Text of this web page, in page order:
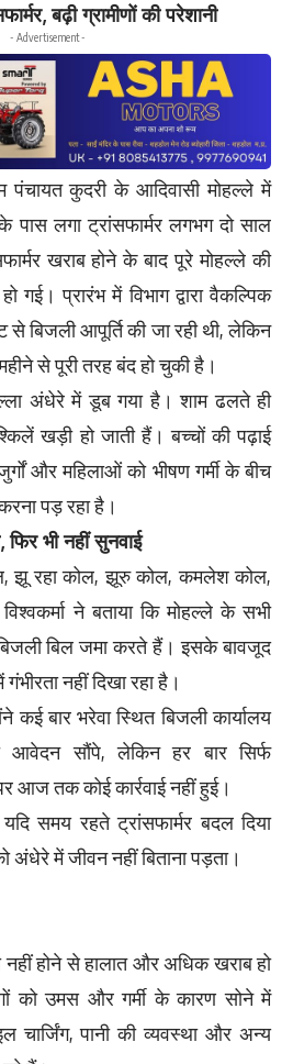
बढ़ी ग्रामीणों की परेशानी
- Advertisement -
पंचायत कुदरी के आदिवासी मोहल्ले में
लगा ट्रांसफार्मर लगभग दो साल
खराब होने के बाद पूरे मोहल्ले की
गई। प्रारंभ में विभाग द्वारा वैकल्पिक
बिजली आपूर्ति की जा रही थी, लेकिन
से पूरी तरह बंद हो चुकी है।
अंधेरे में डूब गया है। शाम ढलते ही
खड़ी हो जाती हैं। बच्चों की पढ़ाई
और महिलाओं को भीषण गर्मी के बीच
पड़ रहा है।
भी नहीं सुनवाई
झू रहा कोल, झूरु कोल, कमलेश कोल,
ने बताया कि मोहल्ले के सभी
बिल जमा करते हैं। इसके बावजूद
नहीं दिखा रहा है।
कई बार भरेवा स्थित बिजली कार्यालय
आवेदन सौंपे, लेकिन हर बार सिर्फ
आज तक कोई कार्रवाई नहीं हुई।
समय रहते ट्रांसफार्मर बदल दिया
अंधेरे में जीवन नहीं बिताना पड़ता।
नहीं होने से हालात और अधिक खराब हो
को उमस और गर्मी के कारण सोने में
चार्जिंग, पानी की व्यवस्था और अन्य